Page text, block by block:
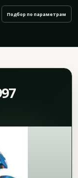
Подбор по параметрам